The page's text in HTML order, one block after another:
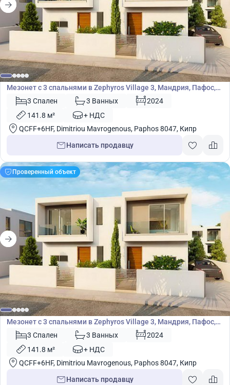
€315 000
Мезонет
Мезонет с 3 спальнями в Zephyros Village 3, Мандрия, Пафос,
Кипр № 9095
3 Спален 3 Ванных
2024
141.8 м²
+ НДС
QCFF+6HF, Dimitriou Mavrogenous, Paphos 8047, Кипр
Написать продавцу
Проверенный объект
€315 000
Мезонет
Мезонет с 3 спальнями в Zephyros Village 3, Мандрия, Пафос,
Кипр № 9096
3 Спален 3 Ванных
2024
141.8 м²
+ НДС
QCFF+6HF, Dimitriou Mavrogenous, Paphos 8047, Кипр
Написать продавцу